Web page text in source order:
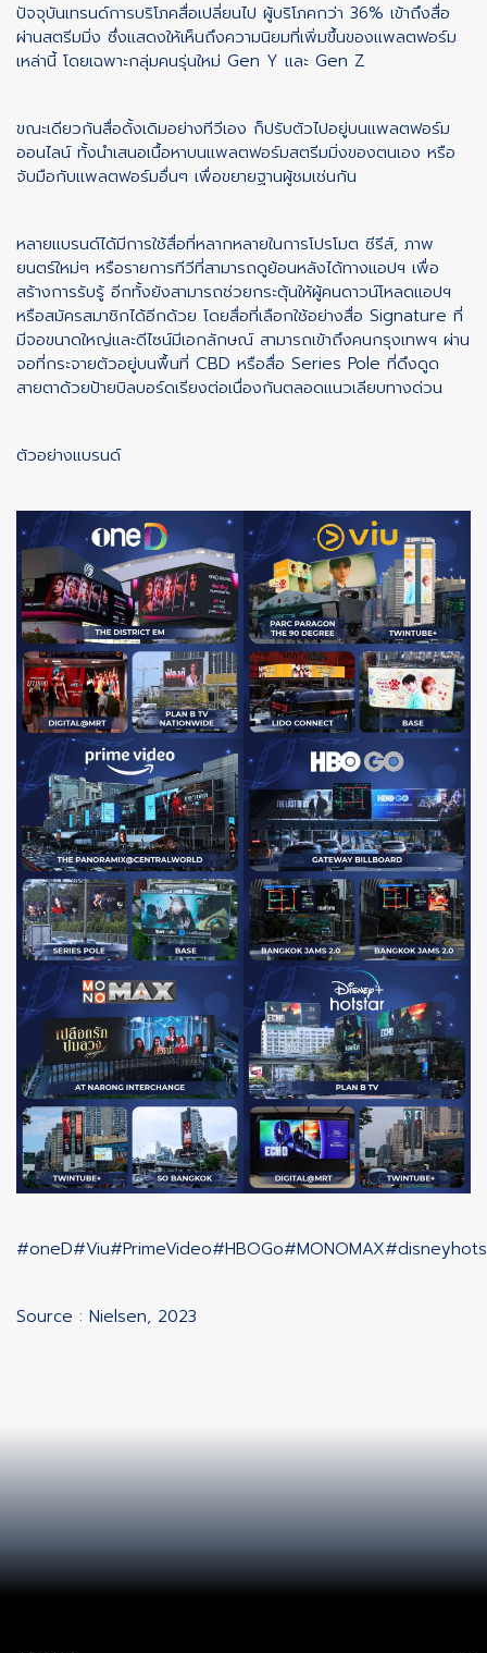
ปัจจุบันเทรนด์การบริโภคสื่อเปลี่ยนไป ผู้บริโภคกว่า 36% เข้าถึงสื่อ
ผ่านสตรีมมิ่ง ซึ่งแสดงให้เห็นถึงความนิยมที่เพิ่มขึ้นของแพลตฟอร์ม
เหล่านี้ โดยเฉพาะกลุ่มคนรุ่นใหม่ Gen Y และ Gen Z
ขณะเดียวกันสื่อดั้งเดิมอย่างทีวีเอง ก็ปรับตัวไปอยู่บนแพลตฟอร์ม
ออนไลน์ ทั้งนำเสนอเนื้อหาบนแพลตฟอร์มสตรีมมิ่งของตนเอง หรือ
จับมือกับแพลตฟอร์มอื่นๆ เพื่อขยายฐานผู้ชมเช่นกัน
หลายแบรนด์ได้มีการใช้สื่อที่หลากหลายในการโปรโมต ซีรีส์, ภาพ
ยนตร์ใหม่ๆ หรือรายการทีวีที่สามารถดูย้อนหลังได้ทางแอปฯ เพื่อ
สร้างการรับรู้ อีกทั้งยังสามารถช่วยกระตุ้นให้ผู้คนดาวน์โหลดแอปฯ
หรือสมัครสมาชิกได้อีกด้วย โดยสื่อที่เลือกใช้อย่างสื่อ Signature ที่
มีจอขนาดใหญ่และดีไซน์มีเอกลักษณ์ สามารถเข้าถึงคนกรุงเทพฯ ผ่าน
จอที่กระจายตัวอยู่บนพื้นที่ CBD หรือสื่อ Series Pole ที่ดึงดูด
สายตาด้วยป้ายบิลบอร์ดเรียงต่อเนื่องกันตลอดแนวเลียบทางด่วน
ตัวอย่างแบรนด์
#oneD#Viu#PrimeVideo#HBOGo#MONOMAX
Source : Nielsen, 2023